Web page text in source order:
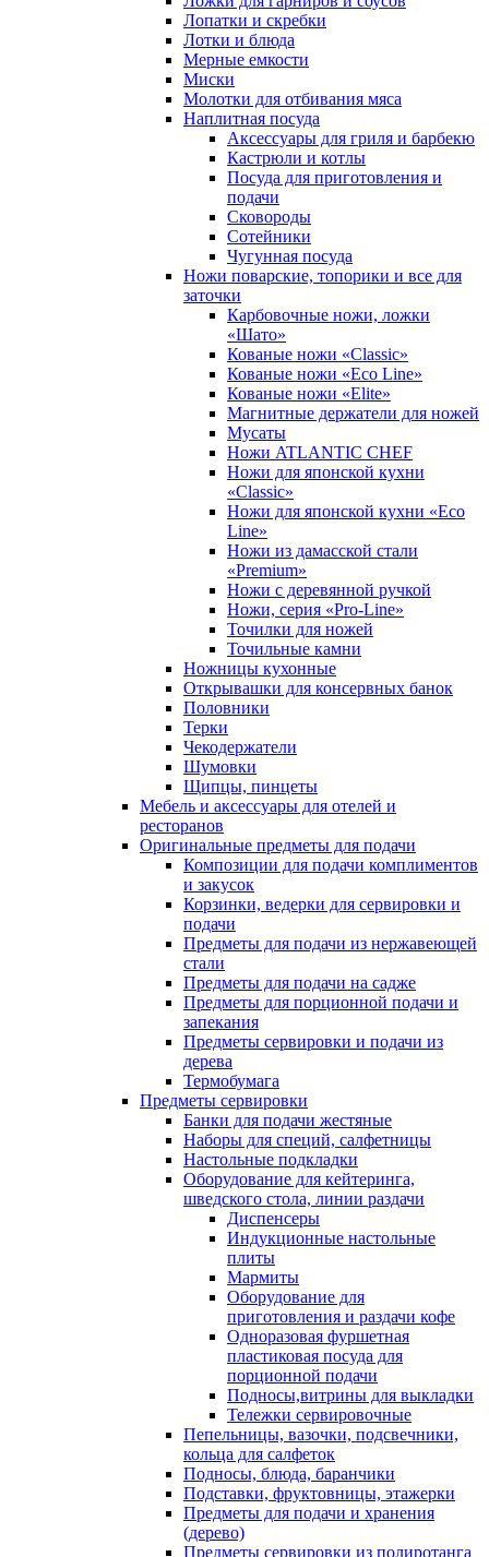
Лопатки и скребки
Лотки и блюда
Мерные емкости
Миски
Молотки для отбивания мяса
Наплитная посуда
Аксессуары для гриля и барбекю
Кастрюли и котлы
Посуда для приготовления и
подачи
Сковороды
Сотейники
Чугунная посуда
Ножи поварские, топорики и все для
заточки
Карбовочные ножи, ложки
«Шато»
Кованые ножи «Classic»
Кованые ножи «Eco Line»
Кованые ножи «Elite»
Магнитные держатели для ножей
Мусаты
Ножи ATLANTIC CHEF
Ножи для японской кухни
«Classic»
Ножи для японской кухни «Eco
Line»
Ножи из дамасской стали
«Premium»
Ножи с деревянной ручкой
Ножи, серия «Pro-Line»
Точилки для ножей
Точильные камни
Ножницы кухонные
Открывашки для консервных банок
Половники
Терки
Чекодержатели
Шумовки
Щипцы, пинцеты
Мебель и аксессуары для отелей и
ресторанов
Оригинальные предметы для подачи
Композиции для подачи комплиментов
и закусок
Корзинки, ведерки для сервировки и
подачи
Предметы для подачи из нержавеющей
стали
Предметы для подачи на садже
Предметы для порционной подачи и
запекания
Предметы сервировки и подачи из
дерева
Термобумага
Предметы сервировки
Банки для подачи жестяные
Наборы для специй, салфетницы
Настольные подкладки
Оборудование для кейтеринга,
шведского стола, линии раздачи
Диспенсеры
Индукционные настольные
плиты
Мармиты
Оборудование для
приготовления и раздачи кофе
Одноразовая фуршетная
пластиковая посуда для
порционной подачи
Подносы,витрины для выкладки
Тележки сервировочные
Пепельницы, вазочки, подсвечники,
кольца для салфеток
Подносы, блюда, баранчики
Подставки, фруктовницы, этажерки
Предметы для подачи и хранения
(дерево)
Предметы сервировки из полиротанга